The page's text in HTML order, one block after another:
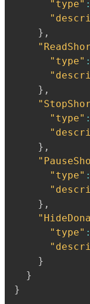
"type" :
} ,
"type" :
} ,
"type" :
} ,
"type" :
} ,
"type" :
}
}
}